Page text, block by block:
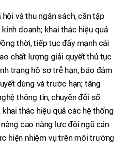
và thu ngân sách, cần tập
doanh; khai thác hiệu quả
thời, tiếp tục đẩy mạnh cải
chất lượng giải quyết thủ tục
trạng hồ sơ trễ hạn, bảo đảm
đúng và trước hạn; tăng
thông tin, chuyển đổi số
khai thác hiệu quả các hệ thống
cao năng lực đội ngũ cán
hiện nhiệm vụ trên môi trường